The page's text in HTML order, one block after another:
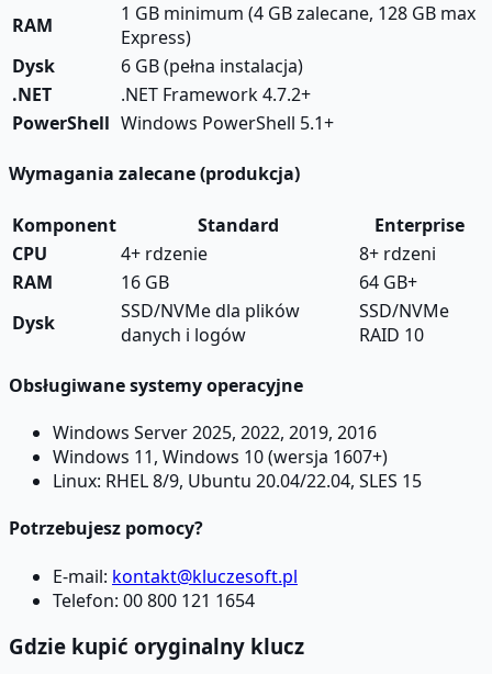
RAM
1 GB minimum (4 GB zalecane, 128 GB max
Express)
Dysk
6 GB (pełna instalacja)
.NET
.NET Framework 4.7.2+
PowerShell Windows PowerShell 5.1+
Wymagania zalecane (produkcja)
Komponent Standard
Enterprise
CPU
4+ rdzenie
8+ rdzeni
RAM
16 GB
64 GB+
Dysk
SSD/NVMe dla plików
danych i logów
SSD/NVMe
RAID 10
Obsługiwane systemy operacyjne
Windows Server 2025, 2022, 2019, 2016
Windows 11, Windows 10 (wersja 1607+)
Linux: RHEL 8/9, Ubuntu 20.04/22.04, SLES 15
Potrzebujesz pomocy?
E-mail: kontakt@kluczesoft.pl
Telefon: 00 800 121 1654
Gdzie kupić oryginalny klucz